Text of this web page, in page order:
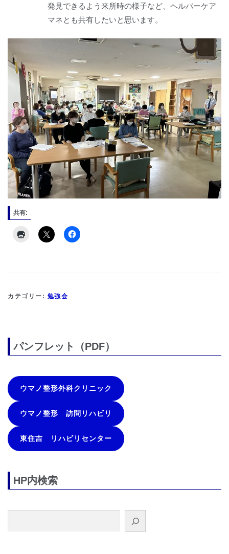
発見できるよう来所時の様子など、ヘルパーケア
マネとも共有したいと思います。
共有:
カテゴリー: 勉強会
パンフレット（PDF）
ウマノ整形外科クリニック
ウマノ整形 訪問リハビリ
東住吉 リハビリセンター
HP内検索